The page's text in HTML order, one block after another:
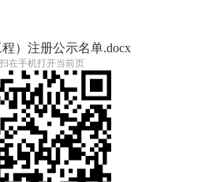
）注册公示名单.docx
在手机打开当前页